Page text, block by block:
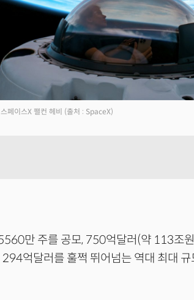
스페이스X 팰컨 헤비 (출처 : SpaceX)
만 주를 공모, 750억달러(약 113조
억달러를 훌쩍 뛰어넘는 역대 최대 규